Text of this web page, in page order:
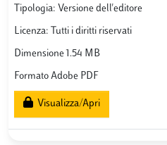
Tipologia: Versione dell'editore
Licenza: Tutti i diritti riservati
Dimensione 1.54 MB
Formato Adobe PDF
Visualizza/Apri